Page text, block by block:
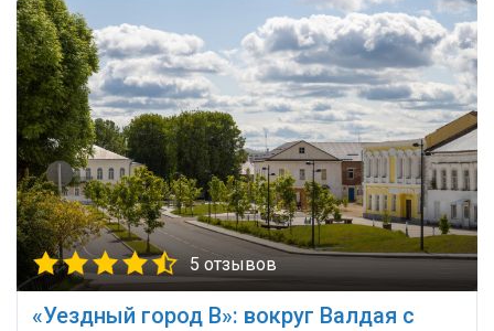
5 отзывов
«Уездный город В»: вокруг Валдая с